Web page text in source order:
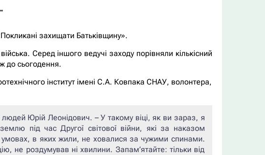
захищати Батьківщину».
Серед іншого ведучі заходу порівняли кількісний
до сьогодення.
інститут імені С.А. Ковпака СНАУ, волонтера,
людей Юрій Леонідович. –У такому віці, як ви зараз, я
під час Другої світової війни, які за наказом
умовах, в яких жили, не ховалися за чужими спинами.
не роздумував ні хвилини. Запам’ятайте: тільки від